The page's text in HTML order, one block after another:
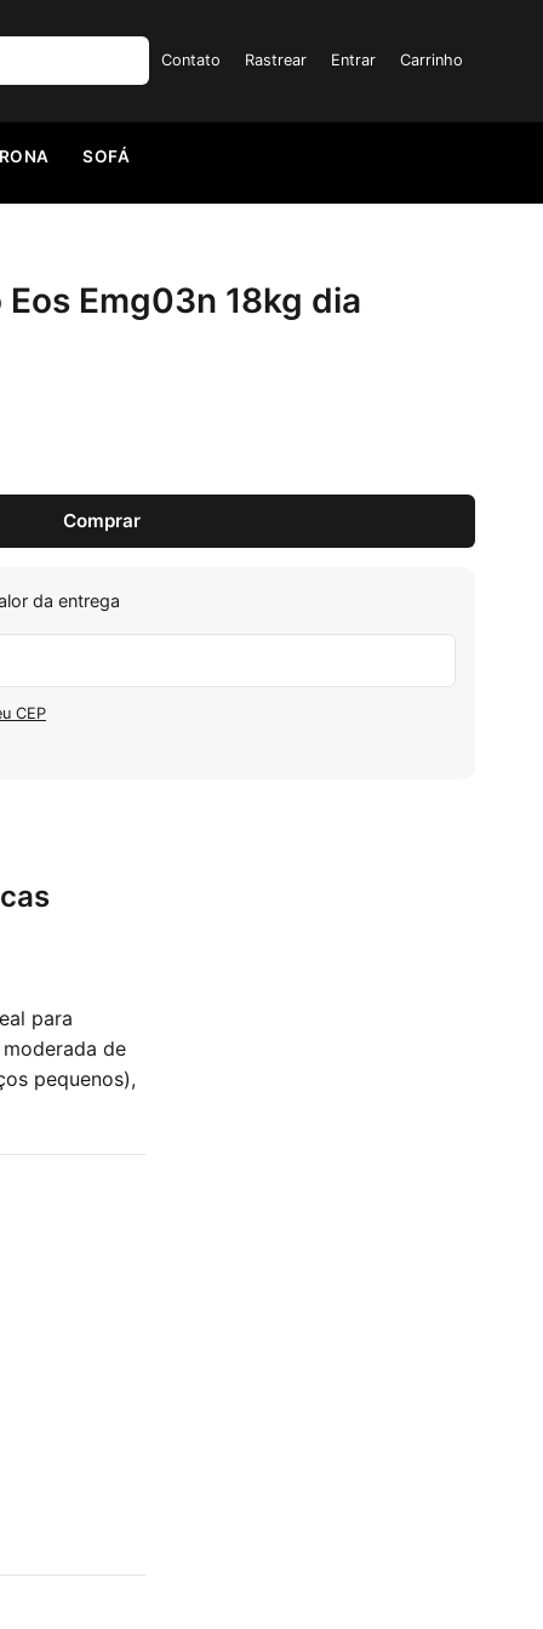
Contato Rastrear Entrar Carrinho
SOFÁ
Emg03n 18kg dia
Comprar
da entrega
CEP
para
de
pequenos),